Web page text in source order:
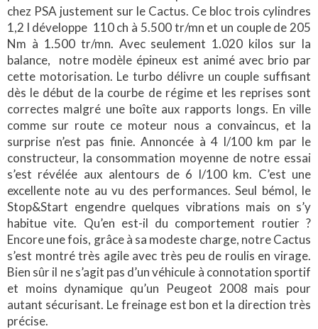
chez PSA justement sur le Cactus. Ce bloc trois cylindres
1,2 l développe 110 ch à 5.500 tr/mn et un couple de 205
Nm à 1.500 tr/mn. Avec seulement 1.020 kilos sur la
balance, notre modèle épineux est animé avec brio par
cette motorisation. Le turbo délivre un couple suffisant
dès le début de la courbe de régime et les reprises sont
correctes malgré une boîte aux rapports longs. En ville
comme sur route ce moteur nous a convaincus, et la
surprise n’est pas finie. Annoncée à 4 l/100 km par le
constructeur, la consommation moyenne de notre essai
s’est révélée aux alentours de 6 l/100 km. C’est une
excellente note au vu des performances. Seul bémol, le
Stop&Start engendre quelques vibrations mais on s’y
habitue vite. Qu’en est-il du comportement routier ?
Encore une fois, grâce à sa modeste charge, notre Cactus
s’est montré très agile avec très peu de roulis en virage.
Bien sûr il ne s’agit pas d’un véhicule à connotation sportif
et moins dynamique qu’un Peugeot 2008 mais pour
autant sécurisant. Le freinage est bon et la direction très
précise.